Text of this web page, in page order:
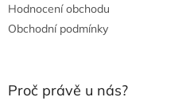
Hodnocení obchodu
Obchodní podmínky
Proč právě u nás?